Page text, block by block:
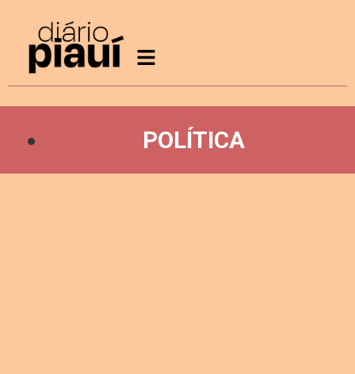
POLÍTICA